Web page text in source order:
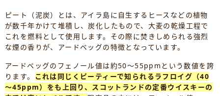
ピート（泥炭）とは、アイラ島に自生するヒースなどの植物
が数千年かけて堆積し、炭化したもので、大麦の乾燥工程で
これを燃料として使用します。その際に焚きしめられる強烈
な煙の香りが、アードベッグの特徴となっています。
アードベッグのフェノール値は約50～55ppmという数値を誇
ります。
これは同じくピーティーで知られるラフロイグ（40
～45ppm）をも上回り、スコットランドの定番ウイスキーの